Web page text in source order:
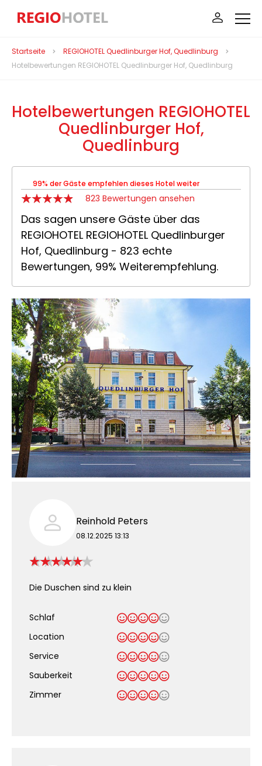
Startseite
REGIOHOTEL Quedlinburger Hof, Quedlinburg
Hotelbewertungen REGIOHOTEL Quedlinburger Hof, Quedlinburg
Hotelbewertungen REGIOHOTEL
Quedlinburger Hof,
Quedlinburg
99% der Gäste empfehlen dieses Hotel weiter
823 Bewertungen ansehen
Das sagen unsere Gäste über das
REGIOHOTEL REGIOHOTEL Quedlinburger
Hof, Quedlinburg - 823 echte
Bewertungen, 99% Weiterempfehlung.
Reinhold Peters
08.12.2025 13:13
Die Duschen sind zu klein
Schlaf
Location
Service
Sauberkeit
Zimmer